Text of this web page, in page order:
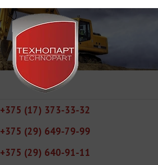
+375 (17) 373-33-32
+375 (29) 649-79-99
+375 (29) 640-91-11